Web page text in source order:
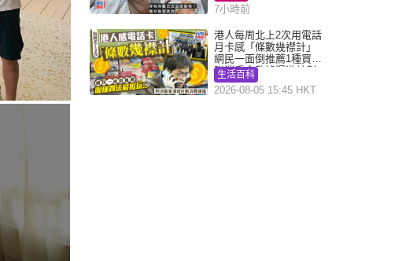
7小時前
港人每周北上2次用電話
月卡感「條數幾襟計」
網民一面倒推薦1種買法
附消委會數據漫遊計劃
消費提示
生活百科
2026-08-05 15:45 HKT